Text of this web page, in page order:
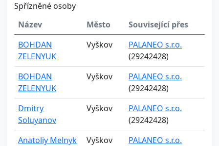
Spřízněné osoby
Název
Město
Související přes
BOHDAN
ZELENYUK
Vyškov
PALANEO s.r.o.
(29242428)
BOHDAN
ZELENYUK
Vyškov
PALANEO s.r.o.
(29242428)
Dmitry
Soluyanov
Vyškov
PALANEO s.r.o.
(29242428)
Anatoliy Melnyk
Vyškov
PALANEO s.r.o.